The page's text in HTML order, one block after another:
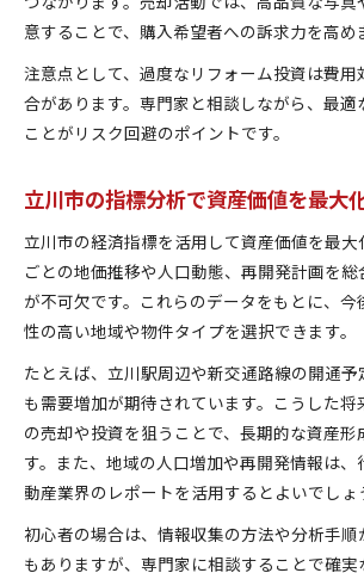
意することで、購入希望者への訴求力を高め
注意点として、過度なリフォーム投資は費用
合があります。専門家と相談しながら、最適
ことがリスク回避のポイントです。
立川市の指標分析で資産価値を最大
立川市の経済指標を活用して資産価値を最
ごとの地価推移や人口動態、再開発計画を
が不可欠です。これらのデータをもとに、
性の高い地域や物件タイプを選択できます。
たとえば、立川駅周辺や新交通路線の開通
も需要増加が期待されています。こうした
の売却や投資を狙うことで、長期的な資産形
す。また、地域の人口増加や再開発情報は
動産業界のレポートを活用するとよいでしょ
初心者の場合は、情報収集の方法や分析手
もありますが、専門家に相談することで確実